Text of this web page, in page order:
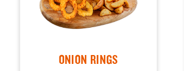
ONION RINGS